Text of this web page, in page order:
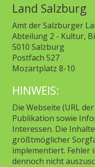
Land Salzburg
Amt der Salzburger
Abteilung 2 - Kultur,
5010 Salzburg
Postfach 527
Mozartplatz 8-10
HINWEIS:
Die Webseite (URL
Publikation sowie
Interessen. Die
größtmöglicher
implementiert. Fehler
dennoch nicht